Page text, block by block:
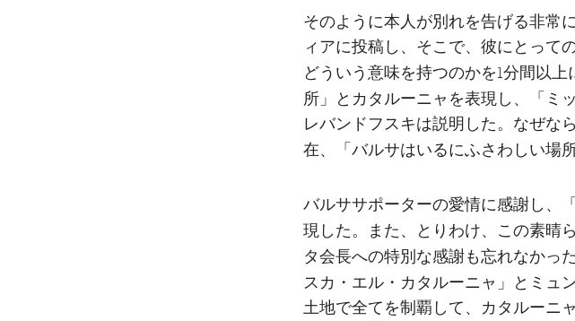
そのように本人が別れを告げる非常
ィアに投稿し、そこで、彼にとって
どういう意味を持つのかを1分間以
所 」と カタルーニャ を表現し、「ミ
レバンドフスキは説明した。なぜな
在、「バルサはいるにふさわしい場
バルササポーターの愛情に感謝し、
現した。また、とりわけ、この素晴
タ会長への特別な感謝も忘れなかっ
スカ・エル・カタルーニャ 」とミュ
土地で全てを制覇して、カタルーニ